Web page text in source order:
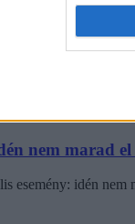
ünnep és a hétvége
nem marad el
esemény: idén nem